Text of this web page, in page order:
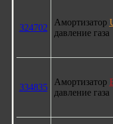
324702
Амортизатор
давление газа
334835
Амортизатор
давление газа